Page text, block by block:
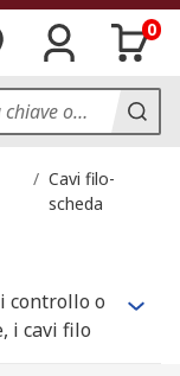
0
/ Cavi filo-
scheda
controllo o
i cavi filo